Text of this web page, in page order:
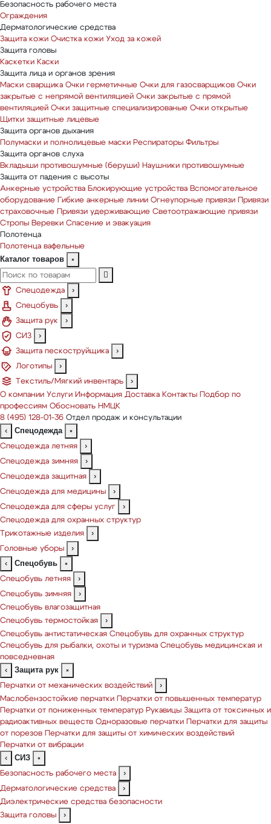
Безопасность рабочего места
Ограждения
Дерматологические средства
Защита кожи Очистка кожи Уход за кожей
Защита головы
Каскетки Каски
Защита лица и органов зрения
Маски сварщика Очки герметичные Очки для газосварщиков Очки
закрытые с непрямой вентиляцией Очки закрытые с прямой
вентиляцией Очки защитные специализированые Очки открытые
Щитки защитные лицевые
Защита органов дыхания
Полумаски и полнолицевые маски Респираторы Фильтры
Защита органов слуха
Вкладыши противошумные (беруши) Наушники противошумные
Защита от падения с высоты
Анкерные устройства Блокирующие устройства Вспомогательное
оборудование
Гибкие анкерные линии Огнеупорные привязи
Привязи
страховочные
Привязи удерживающие Светоотражающие привязи
Стропы Веревки Спасение и эвакуация
Полотенца
Полотенца вафельные
Каталог товаров ×
Спецодежда
›
Спецобувь
›
Защита рук
›
СИЗ
›
Защита пескоструйщика
›
Логотипы
›
Текстиль/Мягкий инвентарь
›
О компании Услуги Информация Доставка Контакты
Подбор по
профессиям Обосновать НМЦК
8 (495) 128-01-36 Отдел продаж и консультации
‹
Спецодежда
×
Спецодежда летняя
›
Спецодежда зимняя
›
Спецодежда защитная
›
Спецодежда для медицины
›
Спецодежда для сферы услуг
›
Спецодежда для охранных структур
Трикотажные изделия
›
Головные уборы
›
‹
Спецобувь
×
Спецобувь летняя
›
Спецобувь зимняя
›
Спецобувь влагозащитная
Спецобувь термостойкая
›
Спецобувь антистатическая Спецобувь для охранных структур
Спецобувь для рыбалки, охоты и туризма Спецобувь медицинская и
повседневная
‹
Защита рук
×
Перчатки от механических воздействий
›
Маслобензостойкие перчатки
Перчатки от повышенных температур
Перчатки от пониженных температур Рукавицы Защита от токсичных и
радиоактивных веществ Одноразовые перчатки
Перчатки для защиты
от порезов
Перчатки для защиты от химических воздействий
Перчатки от вибрации
‹
СИЗ
×
Безопасность рабочего места
›
Дерматологические средства
›
Диэлектрические средства безопасности
Защита головы
›